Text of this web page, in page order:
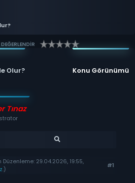
Konu Görünümü
Olur?
Tınaz
Düzenleme: 29.04.2026, 19:55,
.) #1